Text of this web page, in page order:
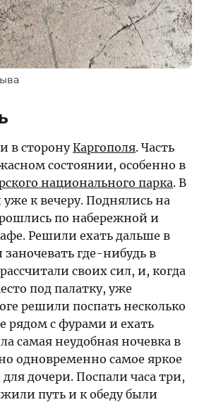
в сторонуКаргополя. Часть
состоянии, особенно в
национального парка. В
к вечеру. Поднялись на
по набережной и
Решили ехать дальше в
где-нибудь в
своих сил, и, когда
под палатку, уже
решили поспать несколько
рядом с фурами и ехать
самая неудобная ночевка в
одновременно самое яркое
дочери. Поспали часа три,
путь и к обеду были